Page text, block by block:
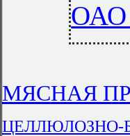
ОАО
МЯСНАЯ
ЦЕЛЛЮЛОЗНО-